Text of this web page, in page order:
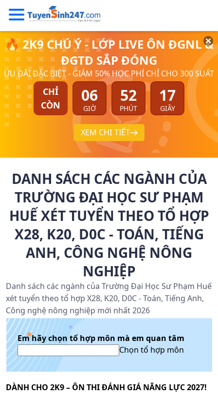
🔥 2K9 CHÚ Ý - LỚP LIVE ÔN ĐGNL &
ĐGTD SẮP ĐÓNG
ƯU ĐÃI ĐẶC BIỆT - GIẢM 50% HỌC PHÍ CHỈ CHO 300 SUẤT
CHỈ
CÒN
06
GIỜ
52
PHÚT
17
GIÂY
XEM CHI TIẾT
DANH SÁCH CÁC NGÀNH CỦA
TRƯỜNG ĐẠI HỌC SƯ PHẠM
HUẾ XÉT TUYỂN THEO TỔ HỢP
X28, K20, D0C - TOÁN, TIẾNG
ANH, CÔNG NGHỆ NÔNG
NGHIỆP
Danh sách các ngành của Trường Đại Học Sư Phạm Huế
xét tuyển theo tổ hợp X28, K20, D0C - Toán, Tiếng Anh,
Công nghệ nông nghiệp mới nhất 2026
Em hãy chọn tổ hợp môn mà em quan tâm
Chọn tổ hợp môn
DÀNH CHO 2K9 – ÔN THI ĐÁNH GIÁ NĂNG LỰC 2027!